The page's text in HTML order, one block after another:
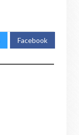
Facebook